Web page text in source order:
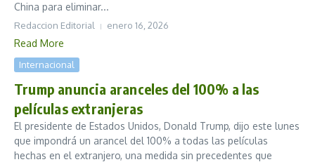
China para eliminar...
Redaccion Editorial enero 16, 2026
Read More
Internacional
Trump anuncia aranceles del 100% a las
películas extranjeras
El presidente de Estados Unidos, Donald Trump, dijo este lunes
que impondrá un arancel del 100% a todas las películas
hechas en el extranjero, una medida sin precedentes que